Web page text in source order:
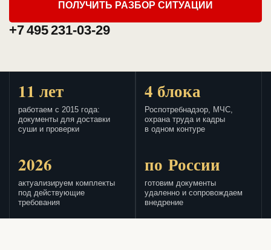
ПОЛУЧИТЬ РАЗБОР СИТУАЦИИ
+7 495 231-03-29
11 лет
работаем с 2015 года:
документы для доставки
суши и проверки
4 блока
Роспотребнадзор, МЧС,
охрана труда и кадры
в одном контуре
2026
актуализируем комплекты
под действующие
требования
по России
готовим документы
удаленно и сопровождаем
внедрение